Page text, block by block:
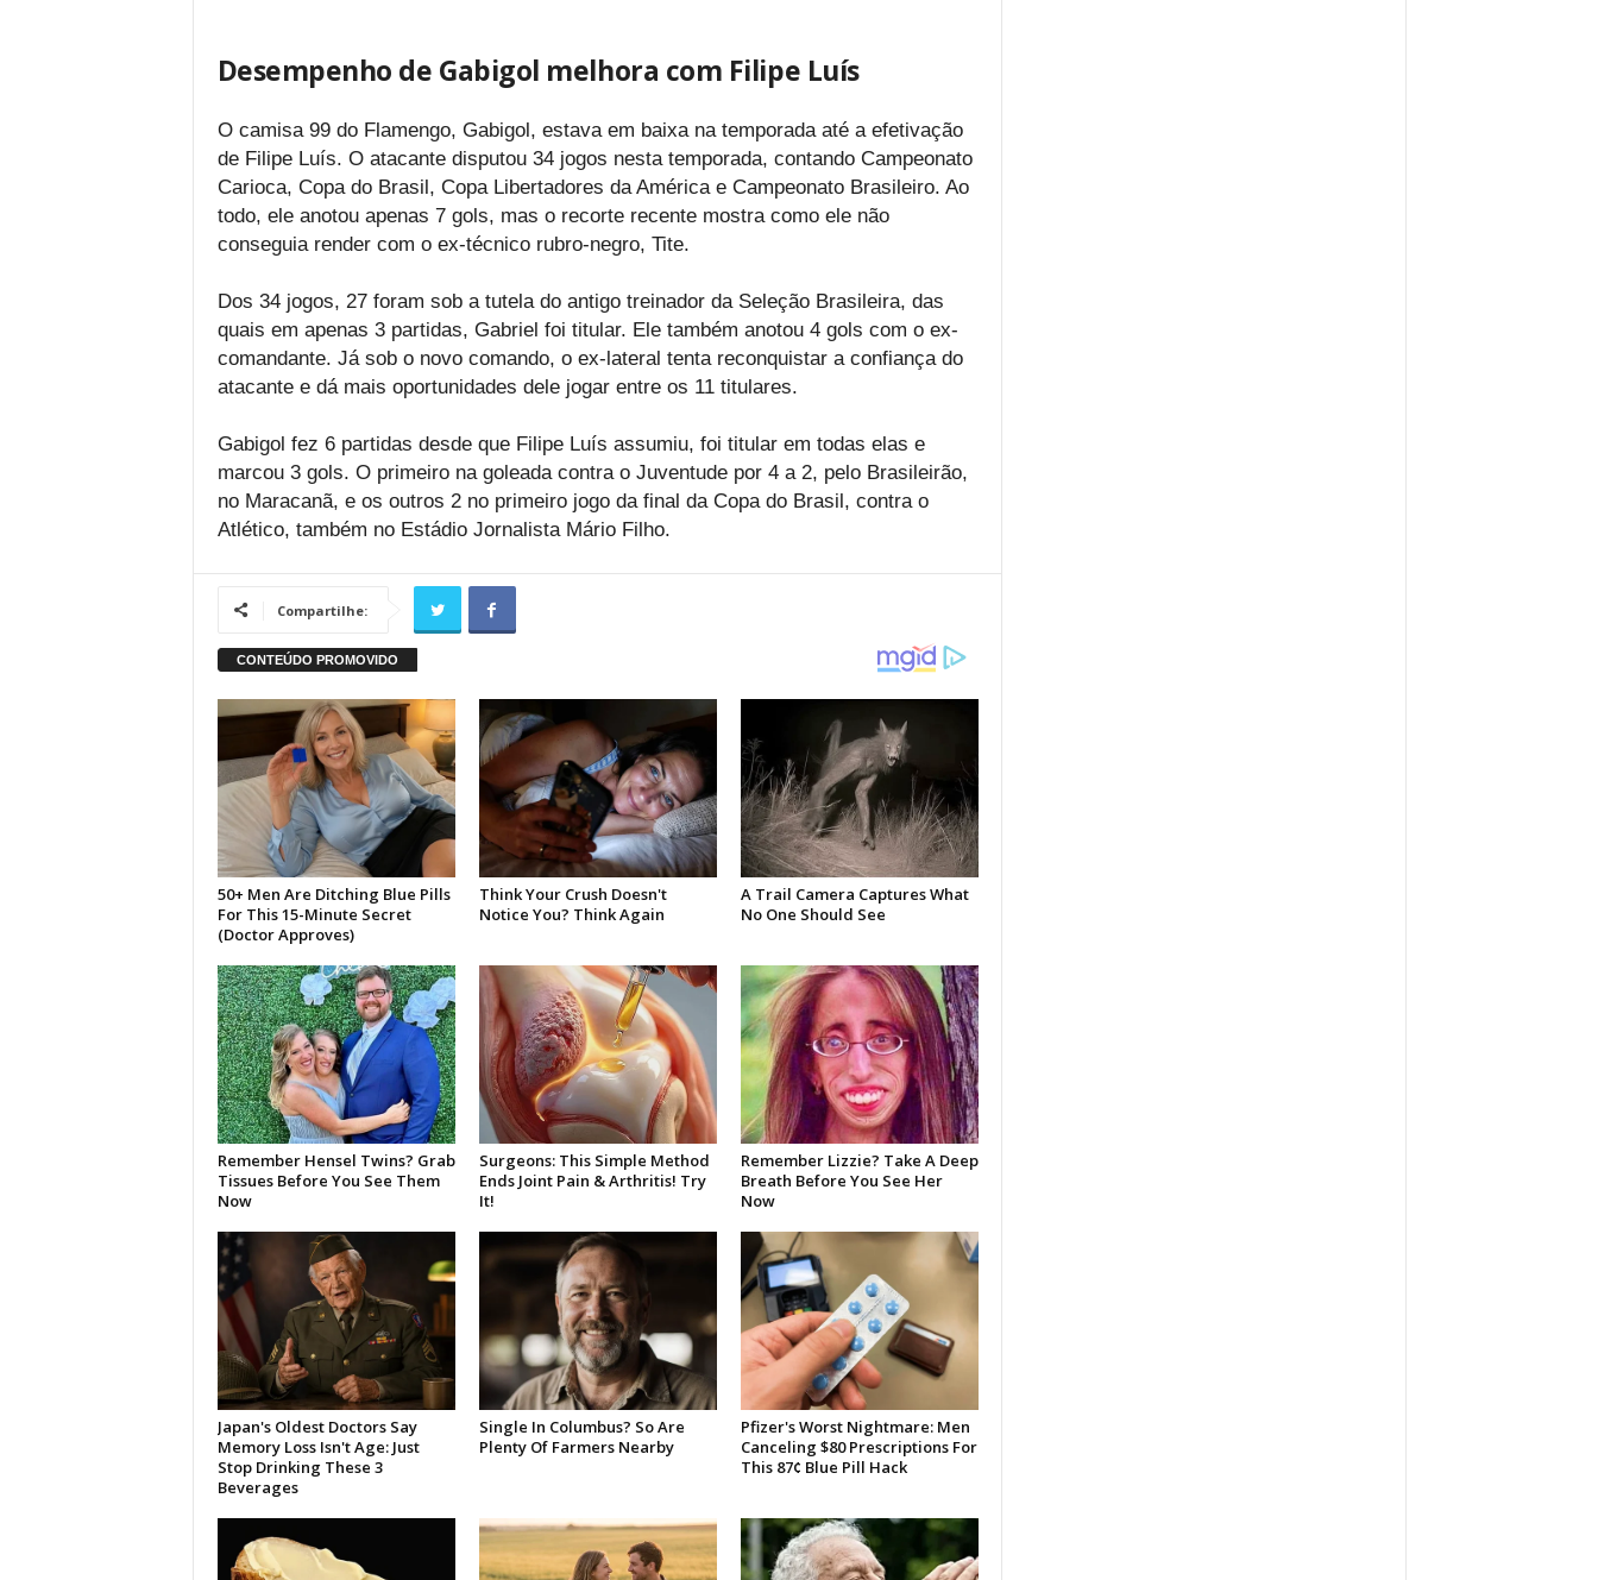
Desempenho de Gabigol melhora com Filipe Luís
O camisa 99 do Flamengo, Gabigol, estava em baixa na temporada até a efetivação
de Filipe Luís. O atacante disputou 34 jogos nesta temporada, contando Campeonato
Carioca, Copa do Brasil, Copa Libertadores da América e Campeonato Brasileiro. Ao
todo, ele anotou apenas 7 gols, mas o recorte recente mostra como ele não
conseguia render com o ex-técnico rubro-negro, Tite.
Dos 34 jogos, 27 foram sob a tutela do antigo treinador da Seleção Brasileira, das
quais em apenas 3 partidas, Gabriel foi titular. Ele também anotou 4 gols com o ex-
comandante. Já sob o novo comando, o ex-lateral tenta reconquistar a confiança do
atacante e dá mais oportunidades dele jogar entre os 11 titulares.
Gabigol fez 6 partidas desde que Filipe Luís assumiu, foi titular em todas elas e
marcou 3 gols. O primeiro na goleada contra o Juventude por 4 a 2, pelo Brasileirão,
no Maracanã, e os outros 2 no primeiro jogo da final da Copa do Brasil, contra o
Atlético, também no Estádio Jornalista Mário Filho.
Compartilhe: